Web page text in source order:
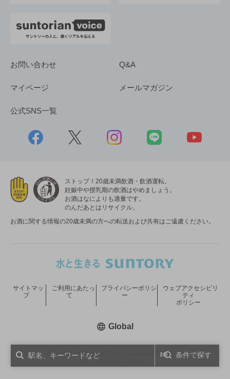
条件で探す
お問い合わせ Q&A
マイページ メールマガジン
公式SNS一覧
ストップ！20歳未満飲酒・飲酒運転。
妊娠中や授乳期の飲酒はやめましょう。
お酒はなによりも適量です。
のんだあとはリサイクル。
お酒に関する情報の20歳未満の方への転送および共有はご遠慮ください。
COPYRIGHT © SUNTORY HOLDINGS LIMITED.
サイトマッ
プ
ご利用にあたっ
て
プライバシーポリシ
ー
ウェブアクセシビリ
ティ
ポリシー
Global新しいウィンドウで開く